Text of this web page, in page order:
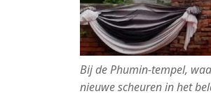
Bij de Phumin-tempel,
nieuwe scheuren in het